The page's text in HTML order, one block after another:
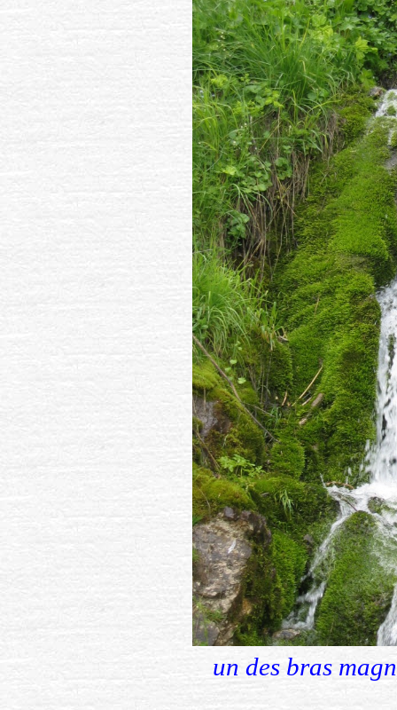
un des bras